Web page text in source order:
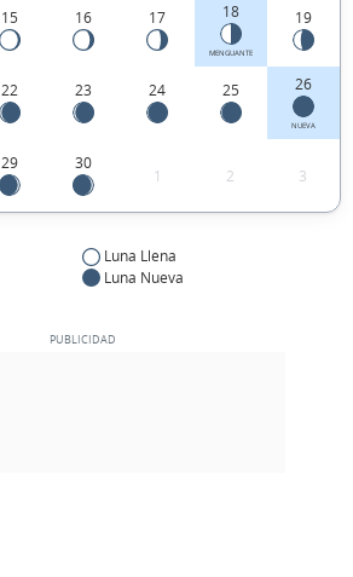
15 16 17 18
MENGUANTE
19
22 23 24 25 26
NUEVA
29 30
1 2 3
Luna Llena
Luna Nueva